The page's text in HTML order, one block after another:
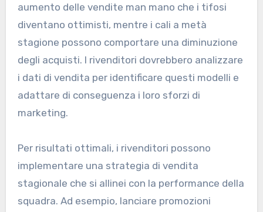
aumento delle vendite man mano che i tifosi
diventano ottimisti, mentre i cali a metà
stagione possono comportare una diminuzione
degli acquisti. I rivenditori dovrebbero analizzare
i dati di vendita per identificare questi modelli e
adattare di conseguenza i loro sforzi di
marketing.
Per risultati ottimali, i rivenditori possono
implementare una strategia di vendita
stagionale che si allinei con la performance della
squadra. Ad esempio, lanciare promozioni